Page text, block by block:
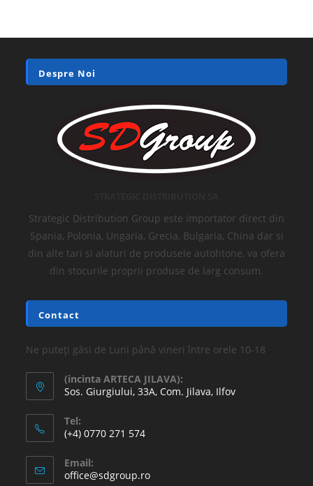
Despre Noi
Strategic Distribution Group este importator direct din
Spania, Polonia, Ungaria, Grecia, Bulgaria, China dar si
din alte tari si alaturi de produsele autohtone, va ofera
din stocurile proprii produse de larg consum.
Contact
Ne puteți găsi de Luni până vineri între orele 10-18
(incinta ARTECA JILAVA):
Sos. Giurgiului, 33A, Com. Jilava, Ilfov
Tel:
(+4) 0770 271 574
Email:
office@sdgroup.ro